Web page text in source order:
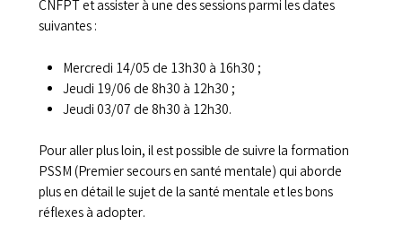
CNFPT et assister à une des sessions parmi les dates
suivantes :
Mercredi 14/05 de 13h30 à 16h30 ;
Jeudi 19/06 de 8h30 à 12h30 ;
Jeudi 03/07 de 8h30 à 12h30.
Pour aller plus loin, il est possible de suivre la formation
PSSM (Premier secours en santé mentale) qui aborde
plus en détail le sujet de la santé mentale et les bons
réflexes à adopter.